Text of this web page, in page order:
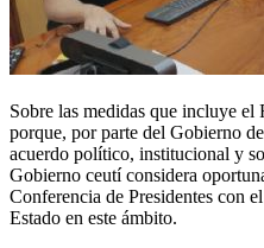
Sobre las medidas que incluye
porque, por parte del Gobierno
acuerdo político, institucional y
Gobierno ceutí considera
Conferencia de Presidentes con
Estado en este ámbito.